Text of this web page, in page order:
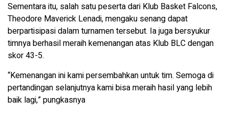
Sementara itu, salah satu peserta dari Klub Basket Falcons,
Theodore Maverick Lenadi, mengaku senang dapat
berpartisipasi dalam turnamen tersebut. Ia juga bersyukur
timnya berhasil meraih kemenangan atas Klub BLC dengan
skor 43-5.
“Kemenangan ini kami persembahkan untuk tim. Semoga di
pertandingan selanjutnya kami bisa meraih hasil yang lebih
baik lagi,” pungkasnya